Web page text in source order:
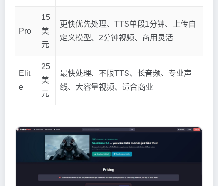
Pro
15
美
元
更快优先处理、TTS单段1分钟、上传自
定义模型、2分钟视频、商用灵活
Elit
e
25
美
元
最快处理、不限TTS、长音频、专业声
线、大容量视频、适合商业